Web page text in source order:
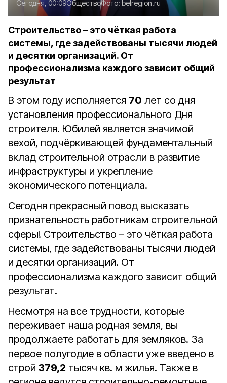
Сегодня, 00:09ОбществоФото: belregion.ru
Строительство – это чёткая работа
системы, где задействованы тысячи людей
и десятки организаций. От
профессионализма каждого зависит общий
результат
В этом году исполняется 70 лет со дня
установления профессионального Дня
строителя. Юбилей является значимой
вехой, подчёркивающей фундаментальный
вклад строительной отрасли в развитие
инфраструктуры и укрепление
экономического потенциала.
Сегодня прекрасный повод высказать
признательность работникам строительной
сферы! Строительство – это чёткая работа
системы, где задействованы тысячи людей
и десятки организаций. От
профессионализма каждого зависит общий
результат.
Несмотря на все трудности, которые
переживает наша родная земля, вы
продолжаете работать для земляков. За
первое полугодие в области уже введено в
строй 379,2 тысяч кв. м жилья. Также в